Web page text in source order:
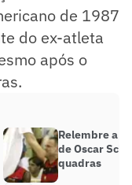
de 1987
do ex-atleta
após o
Relembre a
de Oscar
quadras